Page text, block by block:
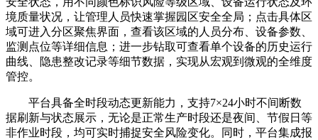
境质量状况，让管理人员快速掌握园区安全全局；点击具体区
域可进入分区聚焦界面，查看该区域的人员分布、设备参数、
监测点位等详细信息；进一步钻取可查看单个设备的历史运行
曲线、隐患整改记录等细节数据，实现从宏观到微观的全维度
管控。
平台具备全时段动态更新能力，支持7×24小时不间断数
据刷新与状态展示，无论是正常生产时段还是夜间、节假日等
非作业时段，均可实时捕捉安全风险变化。同时，平台集成报